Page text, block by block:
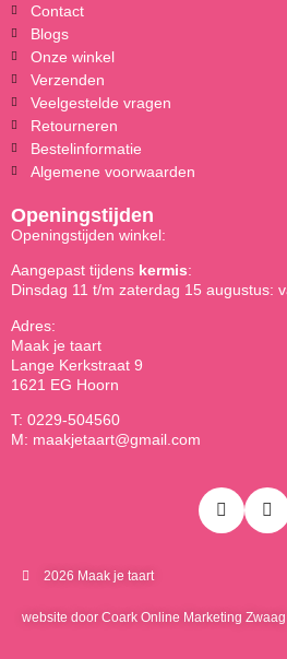
Contact
Blogs
Onze winkel
Verzenden
Veelgestelde vragen
Retourneren
Bestelinformatie
Algemene voorwaarden
Openingstijden
Openingstijden winkel:
Aangepast tijdens kermis:
Dinsdag 11 t/m zaterdag 15 augustus:
Adres:
Maak je taart
Lange Kerkstraat 9
1621 EG Hoorn
T: 0229-504560
M: maakjetaart@gmail.com
2026 Maak je taart
website door Coark Online Marketing Zwaag